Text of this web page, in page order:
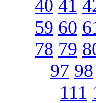
40 41
59 60
78 79
97 98
111